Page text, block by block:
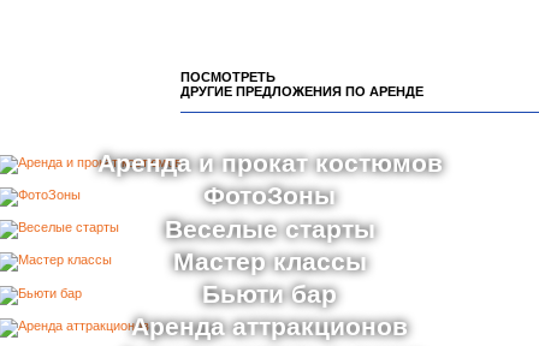
АТТРАКЦИОНЫ
НА МЕРОПРИЯТИЯХ:
ПОСМОТРЕТЬ
ДРУГИЕ ПРЕДЛОЖЕНИЯ ПО АРЕНДЕ
Аренда и прокат костюмов